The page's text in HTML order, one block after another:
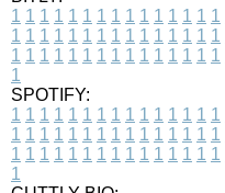
1 1 1 1 1 1 1 1 1 1 1 1 1 1 1
1 1 1 1 1 1 1 1 1 1 1 1 1 1 1
1 1 1 1 1 1 1 1 1 1 1 1 1 1 1
1
SPOTIFY:
1 1 1 1 1 1 1 1 1 1 1 1 1 1 1
1 1 1 1 1 1 1 1 1 1 1 1 1 1 1
1 1 1 1 1 1 1 1 1 1 1 1 1 1 1
1